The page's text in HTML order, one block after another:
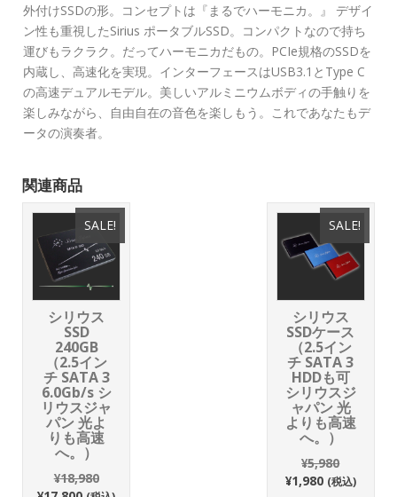
外付けSSDの形。コンセプトは『まるでハーモニカ。』 デザイ
ン性も重視したSirius ポータブルSSD。コンパクトなので持ち
運びもラクラク。だってハーモニカだもの。PCIe規格のSSDを
内蔵し、高速化を実現。インターフェースはUSB3.1とType C
の高速デュアルモデル。美しいアルミニウムボディの手触りを
楽しみながら、自由自在の音色を楽しもう。これであなたもデ
ータの演奏者。
関連商品
SALE!
シリウス
SSD
240GB
（2.5イン
チ SATA 3
6.0Gb/s シ
リウスジャ
パン 光よ
りも高速
へ。）
¥18,980
SALE!
シリウス
SSDケース
（2.5イン
チ SATA 3
HDDも可
シリウスジ
ャパン 光
よりも高速
へ。）
¥5,980
¥1,980 (税込)